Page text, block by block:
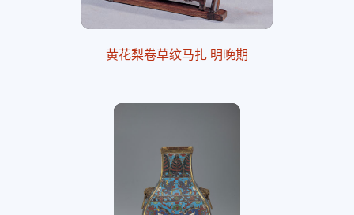
黄花梨卷草纹马扎 明晚期